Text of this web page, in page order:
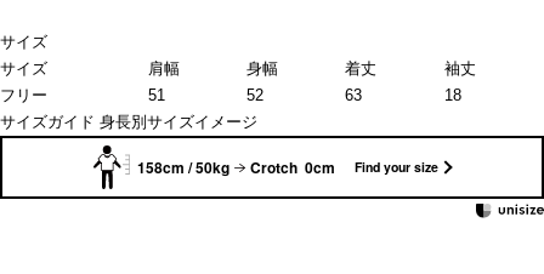
サイズ
サイズ
肩幅 身幅 着丈
袖丈
フリー
51 52 63
18
サイズガイド 身長別サイズイメージ
158cm / 50kg Crotch 0cm Find your size